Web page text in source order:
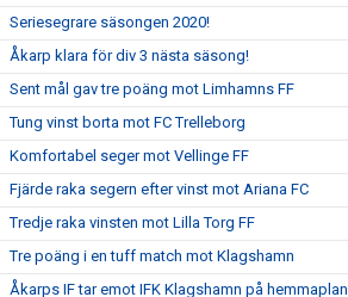
Seriesegrare säsongen 2020!
Åkarp klara för div 3 nästa säsong!
Sent mål gav tre poäng mot Limhamns FF
Tung vinst borta mot FC Trelleborg
Komfortabel seger mot Vellinge FF
Fjärde raka segern efter vinst mot Ariana FC
Tredje raka vinsten mot Lilla Torg FF
Tre poäng i en tuff match mot Klagshamn
Åkarps IF tar emot IFK Klagshamn på hemmaplan